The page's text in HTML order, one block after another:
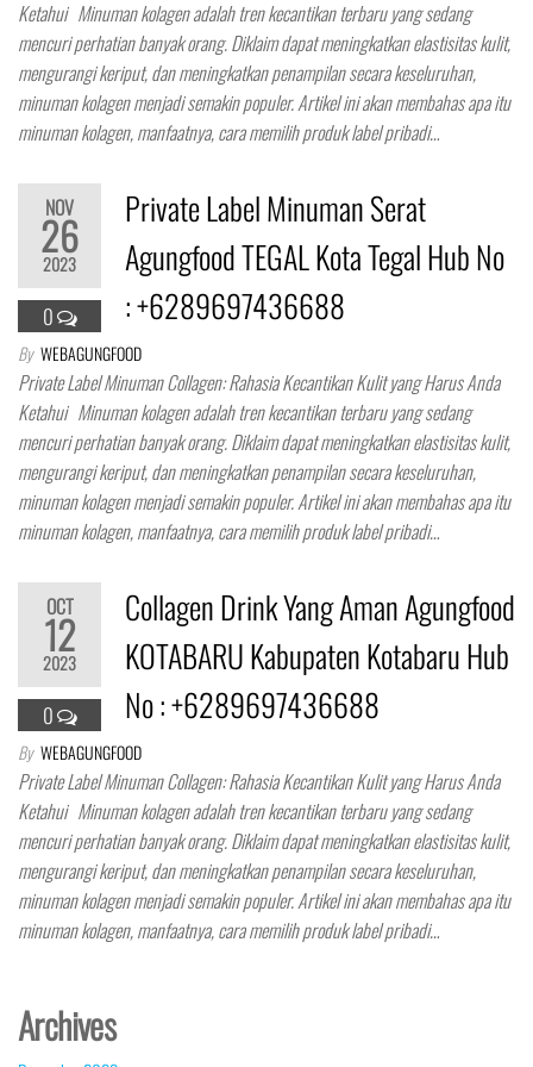
Ketahui Minuman kolagen adalah tren kecantikan terbaru yang sedang
mencuri perhatian banyak orang. Diklaim dapat meningkatkan elastisitas kulit,
mengurangi keriput, dan meningkatkan penampilan secara keseluruhan,
minuman kolagen menjadi semakin populer. Artikel ini akan membahas apa itu
minuman kolagen, manfaatnya, cara memilih produk label pribadi…
NOV
26
2023
0
Private Label Minuman Serat
Agungfood TEGAL Kota Tegal Hub No
: +6289697436688
By WEBAGUNGFOOD
Private Label Minuman Collagen: Rahasia Kecantikan Kulit yang Harus Anda
Ketahui Minuman kolagen adalah tren kecantikan terbaru yang sedang
mencuri perhatian banyak orang. Diklaim dapat meningkatkan elastisitas kulit,
mengurangi keriput, dan meningkatkan penampilan secara keseluruhan,
minuman kolagen menjadi semakin populer. Artikel ini akan membahas apa itu
minuman kolagen, manfaatnya, cara memilih produk label pribadi…
OCT
12
2023
0
Collagen Drink Yang Aman Agungfood
KOTABARU Kabupaten Kotabaru Hub
No : +6289697436688
By WEBAGUNGFOOD
Private Label Minuman Collagen: Rahasia Kecantikan Kulit yang Harus Anda
Ketahui Minuman kolagen adalah tren kecantikan terbaru yang sedang
mencuri perhatian banyak orang. Diklaim dapat meningkatkan elastisitas kulit,
mengurangi keriput, dan meningkatkan penampilan secara keseluruhan,
minuman kolagen menjadi semakin populer. Artikel ini akan membahas apa itu
minuman kolagen, manfaatnya, cara memilih produk label pribadi…
Archives